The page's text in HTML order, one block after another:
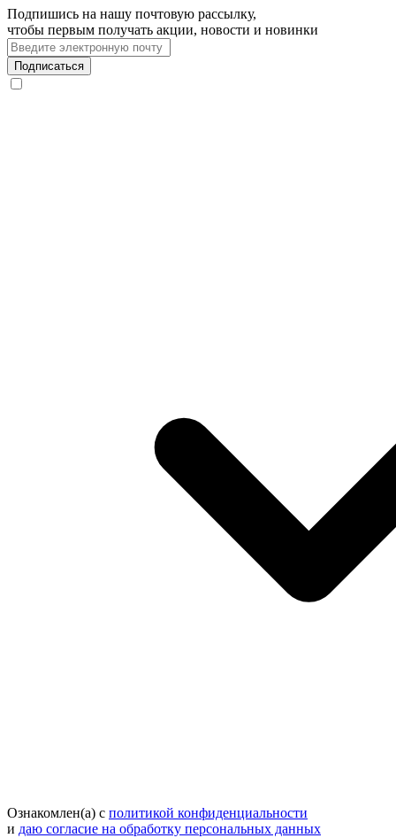
Подпишись на нашу почтовую рассылку,
чтобы первым получать акции, новости и новинки
Подписаться
Ознакомлен(а) с политикой конфиденциальности
и даю согласие на обработку персональных данных